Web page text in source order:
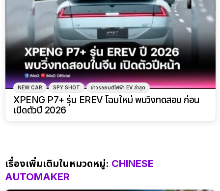
NEW CAR SPY SHOT ข่าวรถยนต์ไฟฟ้า EV ล่าสุด
XPENG P7+ รุ่น EREV โฉมใหม่ พบวิ่งทดสอบ ก่อน
เปิดตัวปี 2026
เรื่องเพิ่มเติมในหมวดหมู่: CHINESE
AUTOMAKER